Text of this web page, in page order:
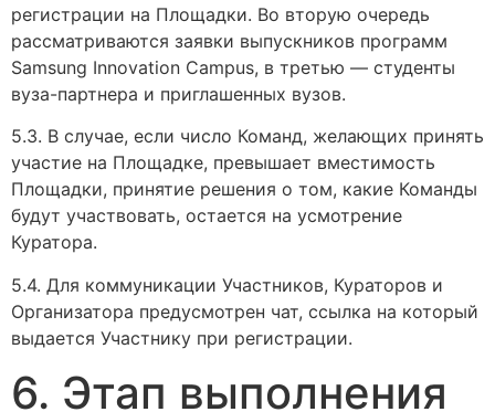
регистрации на Площадки. Во вторую очередь
рассматриваются заявки выпускников программ
Samsung Innovation Campus, в третью — студенты
вуза-партнера и приглашенных вузов.
5.3. В случае, если число Команд, желающих принять
участие на Площадке, превышает вместимость
Площадки, принятие решения о том, какие Команды
будут участвовать, остается на усмотрение
Куратора.
5.4. Для коммуникации Участников, Кураторов и
Организатора предусмотрен чат, ссылка на который
выдается Участнику при регистрации.
6. Этап выполнения